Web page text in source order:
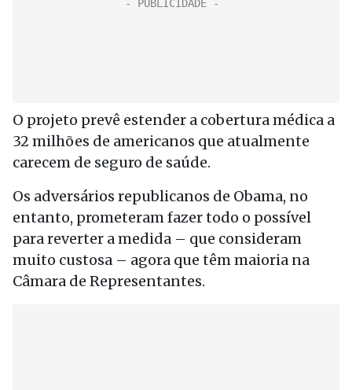
O projeto prevê estender a cobertura médica a
32 milhões de americanos que atualmente
carecem de seguro de saúde.
Os adversários republicanos de Obama, no
entanto, prometeram fazer todo o possível
para reverter a medida – que consideram
muito custosa – agora que têm maioria na
Câmara de Representantes.